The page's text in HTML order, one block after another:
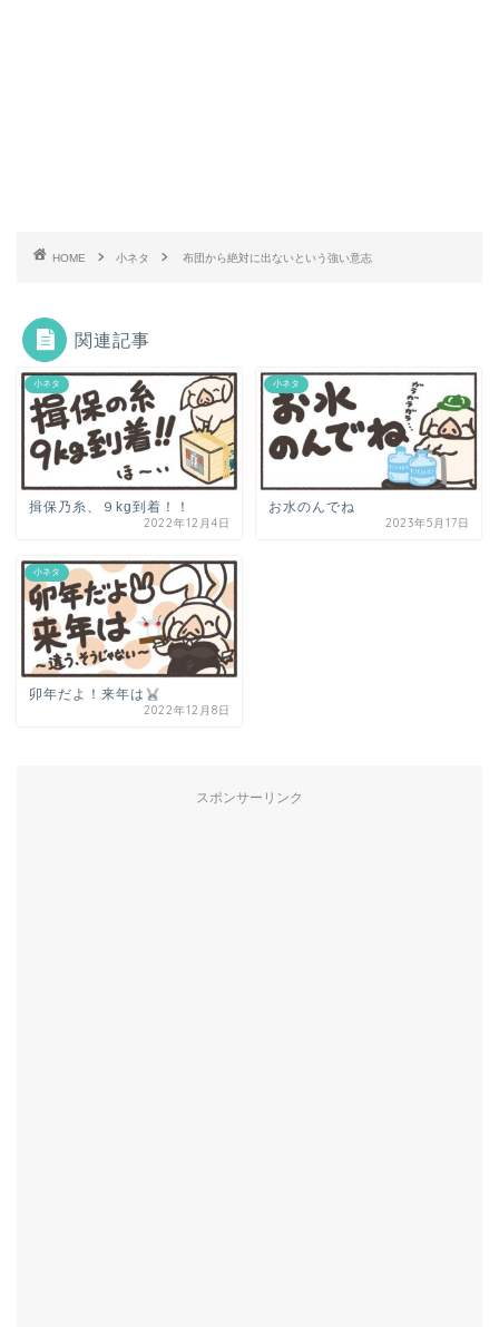
HOME 小ネタ 布団から絶対に出ないという強い意志
関連記事
小ネタ
揖保乃糸、９kg到着！！
2022年12月4日
小ネタ
お水のんでね
2023年5月17日
小ネタ
卯年だよ！来年は
2022年12月8日
スポンサーリンク